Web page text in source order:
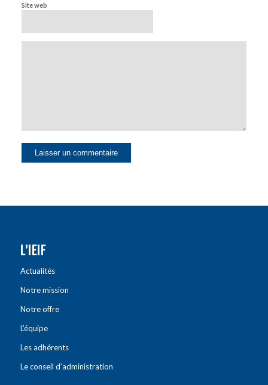
Site web
L’IEIF
Actualités
Notre mission
Notre offre
L’équipe
Les adhérents
Le conseil d’administration